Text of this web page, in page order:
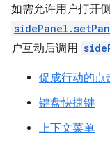
如需允许用户打开
户互动后调用
促成行动的点
键盘快捷键
上下文菜单